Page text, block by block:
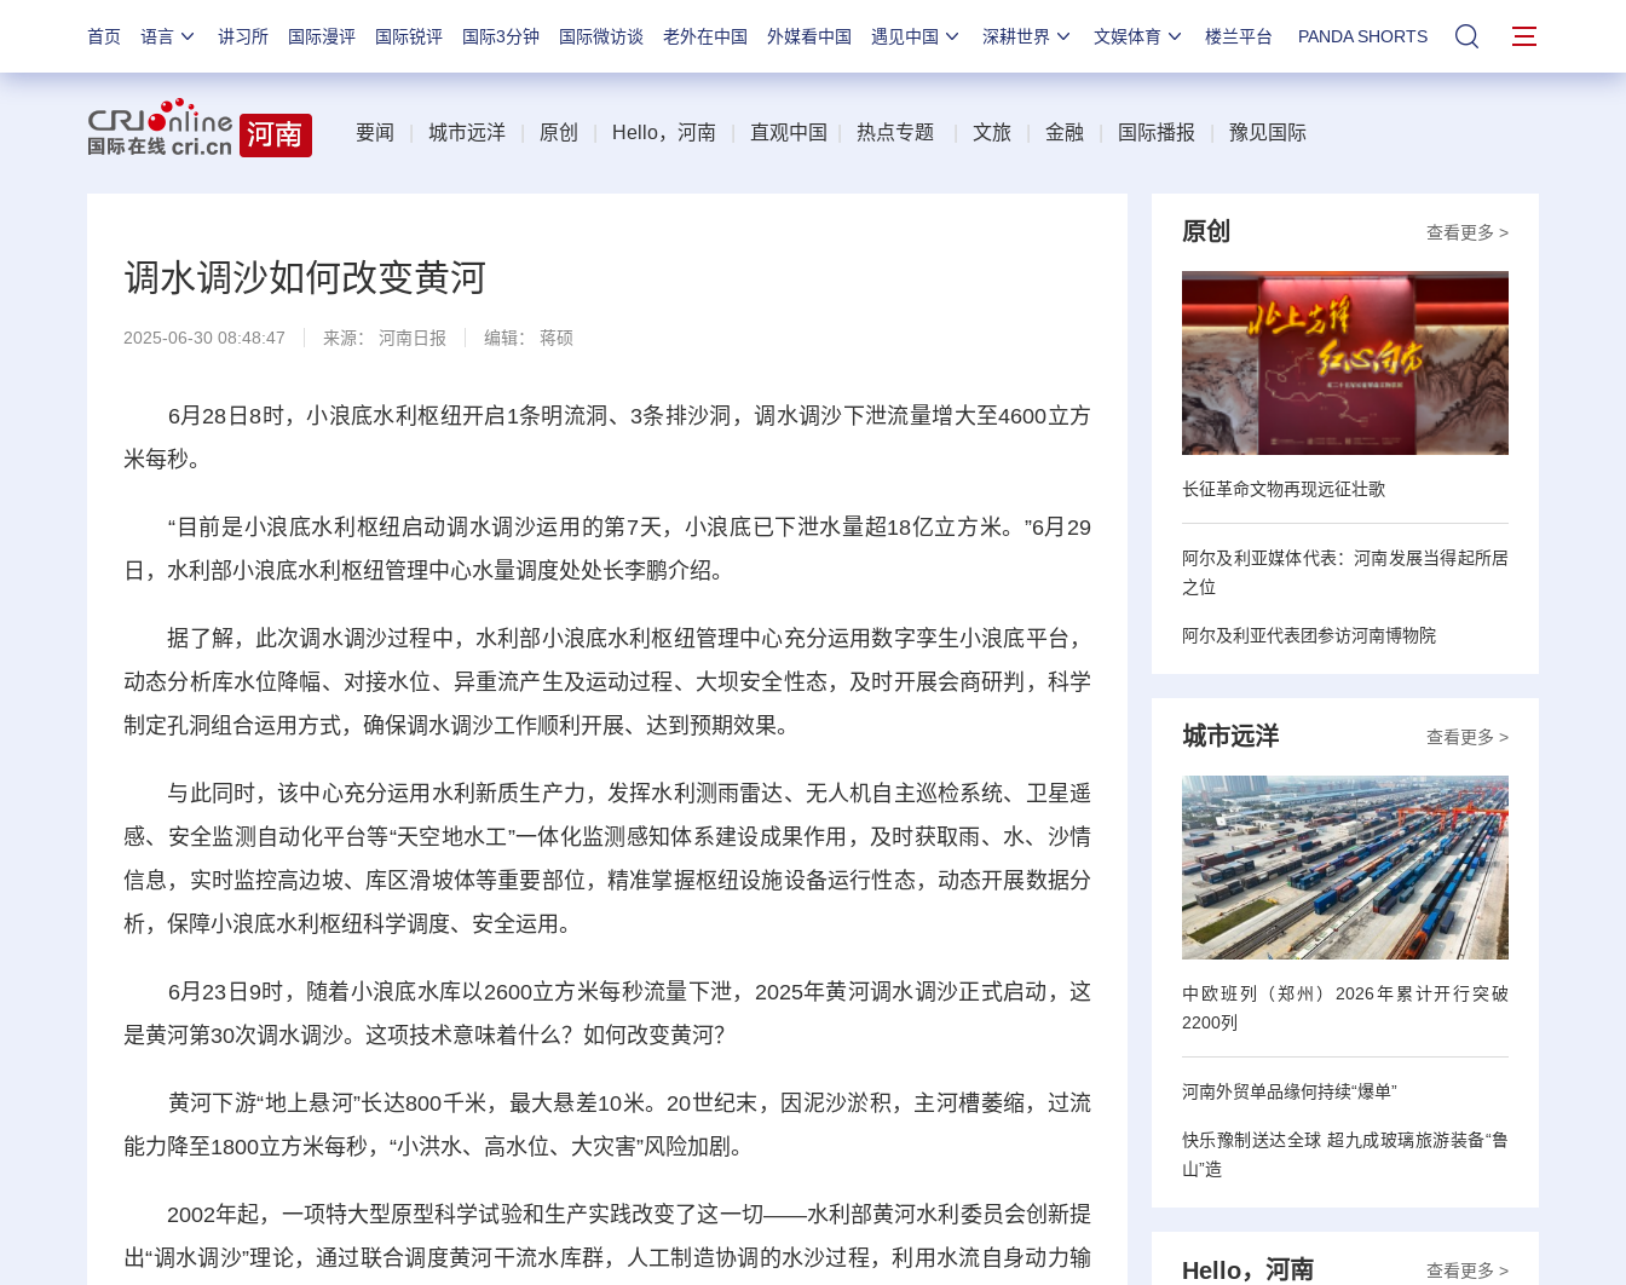
首页 语言 讲习所 国际漫评 国际锐评 国际3分钟 国际微访谈 老外在中国 外媒看中国 遇见中国 深耕世界 文娱体育 楼兰平台 PANDA SHORTS 站内搜索
要闻 城市远洋 原创 Hello，河南 直观中国 热点专题 文旅 金融 国际播报 豫见国际
调水调沙如何改变黄河
2025-06-30 08:48:47 来源： 河南日报 编辑： 蒋硕
6月28日8时，小浪底水利枢纽开启1条明流洞、3条排沙洞，调水调沙下泄流量增大至4600立方
米每秒。
“目前是小浪底水利枢纽启动调水调沙运用的第7天，小浪底已下泄水量超18亿立方米。”6月29
日，水利部小浪底水利枢纽管理中心水量调度处处长李鹏介绍。
据了解，此次调水调沙过程中，水利部小浪底水利枢纽管理中心充分运用数字孪生小浪底平台，
动态分析库水位降幅、对接水位、异重流产生及运动过程、大坝安全性态，及时开展会商研判，科学
制定孔洞组合运用方式，确保调水调沙工作顺利开展、达到预期效果。
与此同时，该中心充分运用水利新质生产力，发挥水利测雨雷达、无人机自主巡检系统、卫星遥
感、安全监测自动化平台等“天空地水工”一体化监测感知体系建设成果作用，及时获取雨、水、沙情
信息，实时监控高边坡、库区滑坡体等重要部位，精准掌握枢纽设施设备运行性态，动态开展数据分
析，保障小浪底水利枢纽科学调度、安全运用。
6月23日9时，随着小浪底水库以2600立方米每秒流量下泄，2025年黄河调水调沙正式启动，这
是黄河第30次调水调沙。这项技术意味着什么？如何改变黄河？
黄河下游“地上悬河”长达800千米，最大悬差10米。20世纪末，因泥沙淤积，主河槽萎缩，过流
能力降至1800立方米每秒，“小洪水、高水位、大灾害”风险加剧。
2002年起，一项特大型原型科学试验和生产实践改变了这一切——水利部黄河水利委员会创新提
出“调水调沙”理论，通过联合调度黄河干流水库群，人工制造协调的水沙过程，利用水流自身动力输
查看更多 >
原创
长征革命文物再现远征壮歌
阿尔及利亚媒体代表：河南发展当得起所居
之位
阿尔及利亚代表团参访河南博物院
查看更多 >
城市远洋
中欧班列（郑州）2026年累计开行突破
2200列
河南外贸单品缘何持续“爆单”
快乐豫制送达全球 超九成玻璃旅游装备“鲁
山”造
查看更多 >
Hello，河南